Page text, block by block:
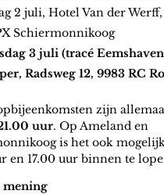
2 juli, Hotel Van der Werff,
Schiermonnikoog
3 juli (tracé
Radsweg 12, 9983 RC
zijn
uur. Op Ameland en
is het ook
en 17.00 uur binnen te
mening